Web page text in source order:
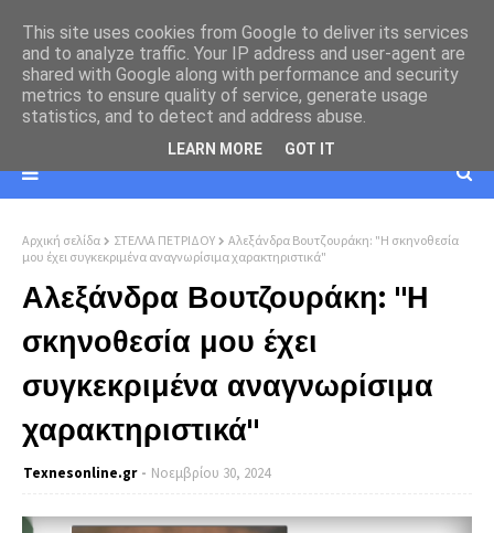
Αρχική σελίδα ΣΤΕΛΛΑ ΠΕΤΡΙΔΟΥ
Αλεξάνδρα Βουτζουράκη: "Η σκηνοθεσία
μου έχει συγκεκριμένα αναγνωρίσιμα χαρακτηριστικά"
Αλεξάνδρα Βουτζουράκη: "Η
σκηνοθεσία μου έχει
συγκεκριμένα αναγνωρίσιμα
χαρακτηριστικά"
Texnesοnline.gr Νοεμβρίου 30, 2024
This site uses cookies from Google to deliver its services
and to analyze traffic. Your IP address and user-agent are
shared with Google along with performance and security
metrics to ensure quality of service, generate usage
statistics, and to detect and address abuse.
LEARN MORE GOT IT